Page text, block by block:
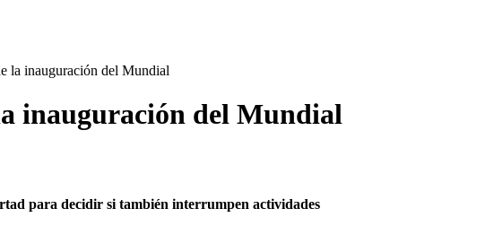
la inauguración del Mundial
inauguración del Mundial
para decidir si también interrumpen actividades